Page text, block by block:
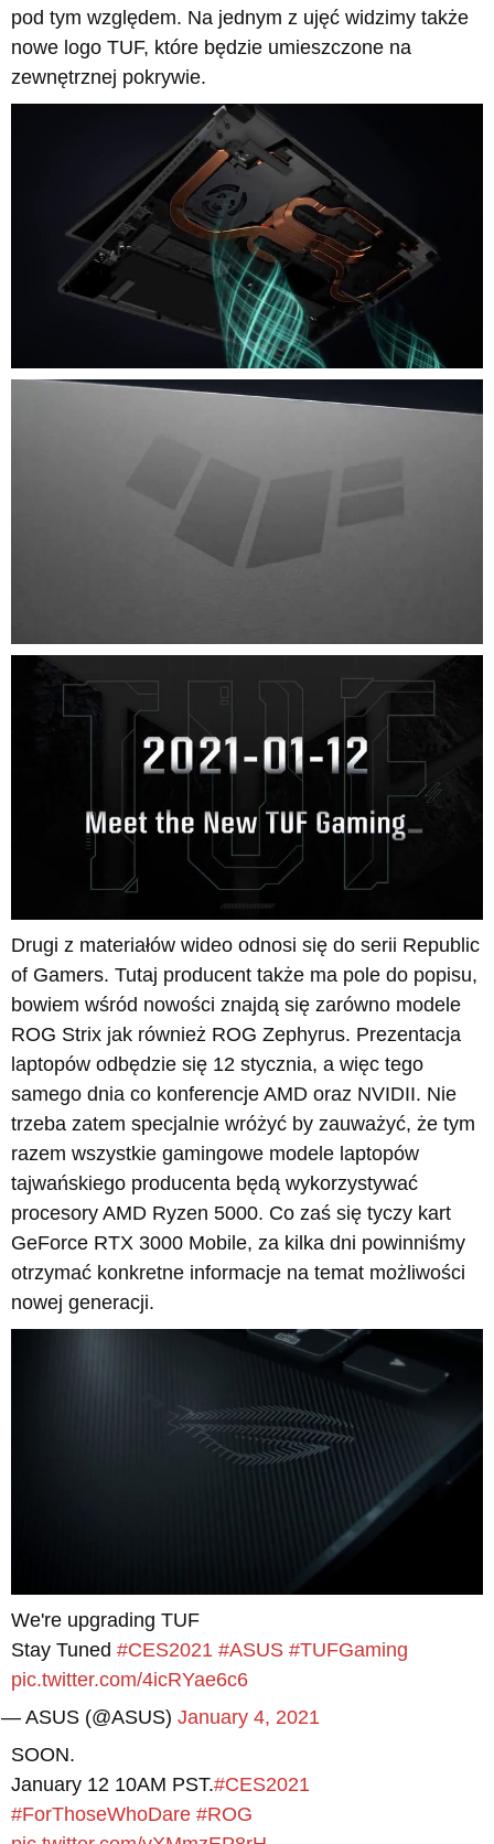
pod tym względem. Na jednym z ujęć widzimy także
nowe logo TUF, które będzie umieszczone na
zewnętrznej pokrywie.
Drugi z materiałów wideo odnosi się do serii Republic
of Gamers. Tutaj producent także ma pole do popisu,
bowiem wśród nowości znajdą się zarówno modele
ROG Strix jak również ROG Zephyrus. Prezentacja
laptopów odbędzie się 12 stycznia, a więc tego
samego dnia co konferencje AMD oraz NVIDII. Nie
trzeba zatem specjalnie wróżyć by zauważyć, że tym
razem wszystkie gamingowe modele laptopów
tajwańskiego producenta będą wykorzystywać
procesory AMD Ryzen 5000. Co zaś się tyczy kart
GeForce RTX 3000 Mobile, za kilka dni powinniśmy
otrzymać konkretne informacje na temat możliwości
nowej generacji.
We're upgrading TUF
Stay Tuned #CES2021 #ASUS #TUFGaming
pic.twitter.com/4icRYae6c6
— ASUS (@ASUS) January 4, 2021
SOON.
January 12 10AM PST.#CES2021
#ForThoseWhoDare #ROG